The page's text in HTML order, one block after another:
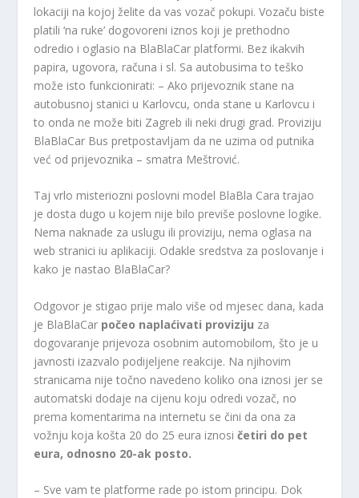
lokaciji na kojoj želite da vas vozač pokupi. Vozaču biste
platili ‘na ruke’ dogovoreni iznos koji je prethodno
odredio i oglasio na BlaBlaCar platformi. Bez ikakvih
papira, ugovora, računa i sl. Sa autobusima to teško
može isto funkcionirati: – Ako prijevoznik stane na
autobusnoj stanici u Karlovcu, onda stane u Karlovcu i
to onda ne može biti Zagreb ili neki drugi grad. Proviziju
BlaBlaCar Bus pretpostavljam da ne uzima od putnika
već od prijevoznika – smatra Meštrović.
Taj vrlo misteriozni poslovni model BlaBla Cara trajao
je dosta dugo u kojem nije bilo previše poslovne logike.
Nema naknade za uslugu ili proviziju, nema oglasa na
web stranici iu aplikaciji. Odakle sredstva za poslovanje i
kako je nastao BlaBlaCar?
Odgovor je stigao prije malo više od mjesec dana, kada
je BlaBlaCar počeo naplaćivati ​​proviziju za
dogovaranje prijevoza osobnim automobilom, što je u
javnosti izazvalo podijeljene reakcije. Na njihovim
stranicama nije točno navedeno koliko ona iznosi jer se
automatski dodaje na cijenu koju odredi vozač, no
prema komentarima na internetu se čini da ona za
vožnju koja košta 20 do 25 eura iznosičetiri do pet
eura, odnosno 20-ak posto.
– Sve vam te platforme rade po istom principu. Dok